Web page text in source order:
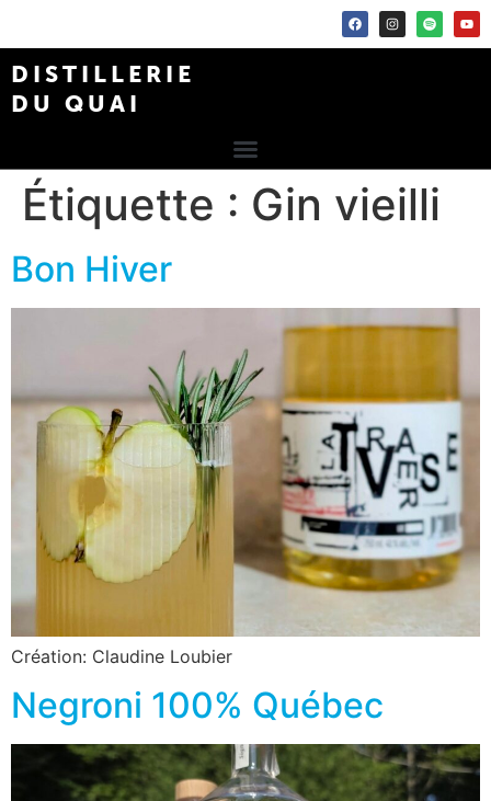
DISTILLERIE
DU QUAI
Étiquette : Gin vieilli
Bon Hiver
Création: Claudine Loubier
Negroni 100% Québec